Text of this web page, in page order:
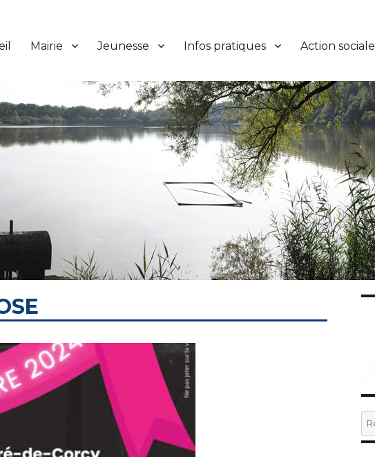
Mairie Jeunesse Infos pratiques Action sociale